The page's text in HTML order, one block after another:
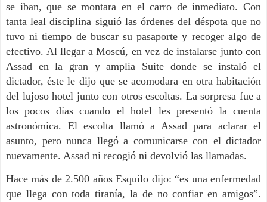
se iban, que se montara en el carro de inmediato. Con
tanta leal disciplina siguió las órdenes del déspota que no
tuvo ni tiempo de buscar su pasaporte y recoger algo de
efectivo. Al llegar a Moscú, en vez de instalarse junto con
Assad en la gran y amplia Suite donde se instaló el
dictador, éste le dijo que se acomodara en otra habitación
del lujoso hotel junto con otros escoltas. La sorpresa fue a
los pocos días cuando el hotel les presentó la cuenta
astronómica. El escolta llamó a Assad para aclarar el
asunto, pero nunca llegó a comunicarse con el dictador
nuevamente. Assad ni recogió ni devolvió las llamadas.
Hace más de 2.500 años Esquilo dijo: “es una enfermedad
que llega con toda tiranía, la de no confiar en amigos”.